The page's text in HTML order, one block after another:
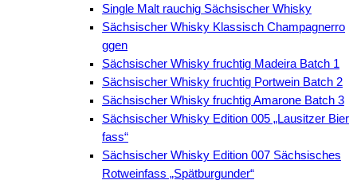
Single Malt rauchig Sächsischer Whisky
Sächsischer Whisky Klassisch Champagnerro
ggen
Sächsischer Whisky fruchtig Madeira Batch 1
Sächsischer Whisky fruchtig Portwein Batch 2
Sächsischer Whisky fruchtig Amarone Batch 3
Sächsischer Whisky Edition 005 „Lausitzer Bier
fass“
Sächsischer Whisky Edition 007 Sächsisches
Rotweinfass „Spätburgunder“